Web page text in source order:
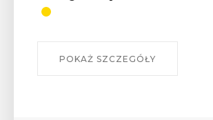
POKAŻ SZCZEGÓŁY